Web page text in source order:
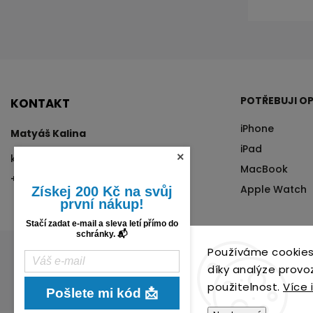
Používáme
díky analýze
použitelnost. Více
KONTAKT
Matyáš Kalina
kalina
+420 776 76 70 72
POTŘEBUJI
iPhone
iPad
MacBook
Apple Watch
Získej 200 Kč na svůj
první nákup!
Stačí zadat e-mail a sleva letí přímo do
schránky. 📬
Pošlete mi kód 📩